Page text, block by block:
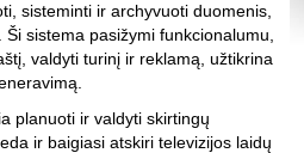
sisteminti ir archyvuoti duomenis,
sistema pasižymi funkcionalumu,
valdyti turinį ir reklamą, užtikrina
planuoti ir valdyti skirtingų
ir baigiasi atskiri televizijos laidų